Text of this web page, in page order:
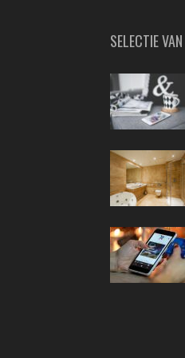
SELECTIE